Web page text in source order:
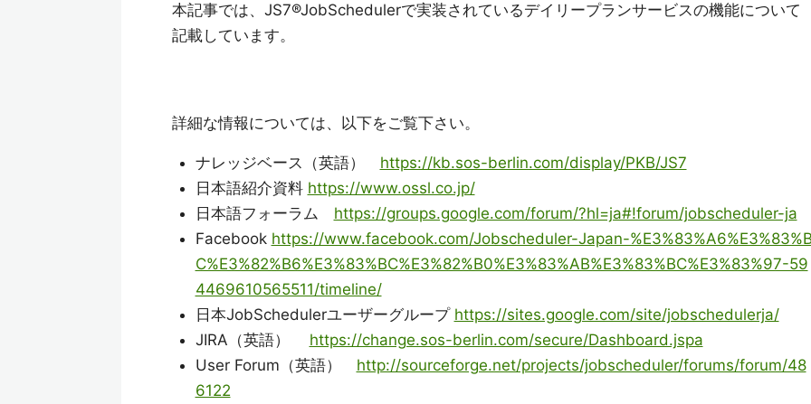
本記事では、JS7®JobSchedulerで実装されているデイリープランサービスの機能について
記載しています。
詳細な情報については、以下をご覧下さい。
ナレッジベース（英語） https://kb.sos-berlin.com/display/PKB/JS7
日本語紹介資料 https://www.ossl.co.jp/
日本語フォーラム https://groups.google.com/forum/?hl=ja#!forum/jobscheduler-ja
Facebook https://www.facebook.com/Jobscheduler-Japan-
C%E3%82%B6%E3%83%BC%E3%82%B0%E3%83%AB%E3%83%BC%E3%83%97-59
4469610565511/timeline/
日本JobSchedulerユーザーグループ https://sites.google.com/site/jobschedulerja/
JIRA（英語） https://change.sos-berlin.com/secure/Dashboard.jspa
User Forum（英語） http://sourceforge.net/projects/jobscheduler/forums/forum/48
6122